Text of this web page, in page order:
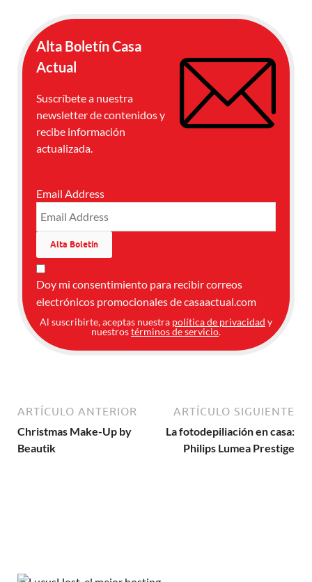
Alta Boletín Casa
Actual
Suscríbete a nuestra
newsletter de contenidos y
recibe información
actualizada.
Email Address
Doy mi consentimiento para recibir correos
electrónicos promocionales de casaactual.com
Al suscribirte, aceptas nuestra política de privacidad y
nuestrostérminos de servicio.
ARTÍCULO ANTERIOR
Christmas Make-Up by
Beautik
ARTÍCULO SIGUIENTE
La fotodepiliación en casa:
Philips Lumea Prestige